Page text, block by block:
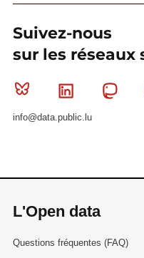
Suivez-nous
sur les réseaux
Bluesky Linkedin
info@data.public.lu
L'Open data
Questions fréquentes (FAQ)